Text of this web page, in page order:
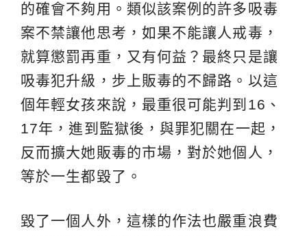
的確會不夠用。類似該案例的許多吸毒
案不禁讓他思考，如果不能讓人戒毒，
就算懲罰再重，又有何益？最終只是讓
吸毒犯升級，步上販毒的不歸路。以這
個年輕女孩來說，最重很可能判到16、
17年，進到監獄後，與罪犯關在一起，
反而擴大她販毒的市場，對於她個人，
等於一生都毀了。
毀了一個人外，這樣的作法也嚴重浪費